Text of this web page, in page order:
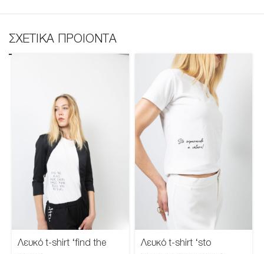
ΣΧΕΤΙΚΑ ΠΡΟΙΟΝΤΑ
Λευκό t-shirt ‘find the
Λευκό t-shirt ‘sto